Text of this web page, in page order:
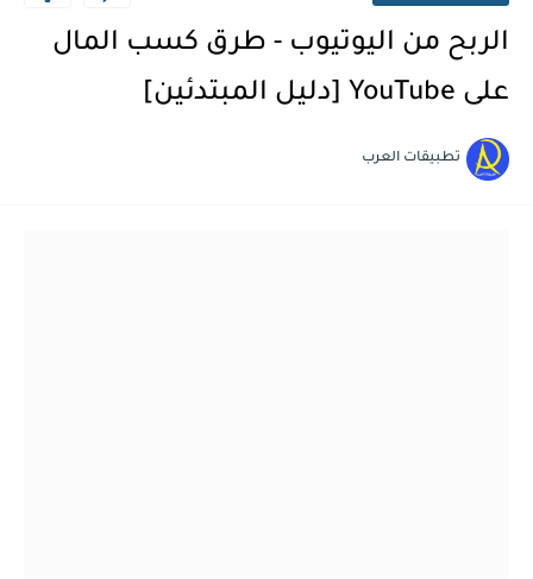
الربح من اليوتيوب - طرق كسب المال
على YouTube [دليل المبتدئين]
تطبيقات العرب